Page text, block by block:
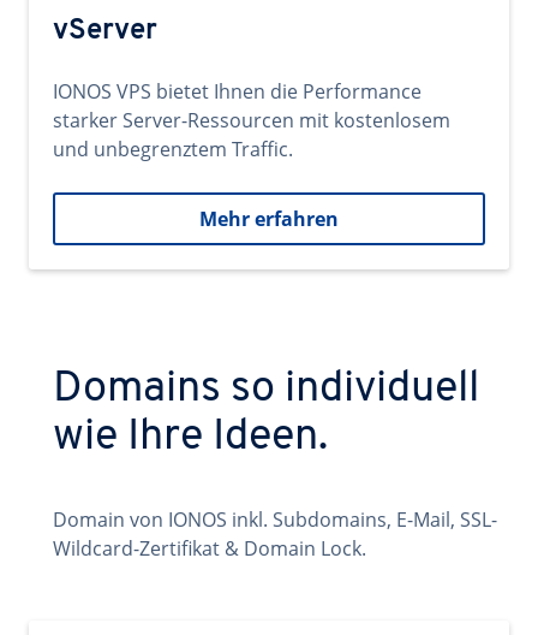
vServer
IONOS VPS bietet Ihnen die Performance
starker Server-Ressourcen mit kostenlosem
und unbegrenztem Traffic.
Mehr erfahren
Domains so individuell
wie Ihre Ideen.
Domain von IONOS inkl. Subdomains, E-Mail, SSL-
Wildcard-Zertifikat & Domain Lock.